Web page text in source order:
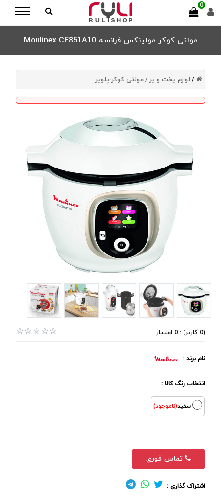
0
مولتی کوکر مولینکس فرانسه Moulinex CE851A10
/ لوازم پخت و پز /مولتی کوکر-پلوپز
(0 کاربر) : 0 امتیاز
نام برند :
انتخاب رنگ کالا :
سفید(ناموجود)
تماس فوری
اشتراک گذاری :